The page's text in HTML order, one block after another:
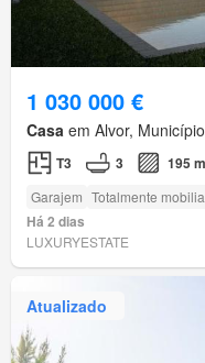
1 030 000 €
Casa em Alvor,
T3 3 195
Garajem Totalmente
Há 2 dias
LUXURYESTATE
Atualizado